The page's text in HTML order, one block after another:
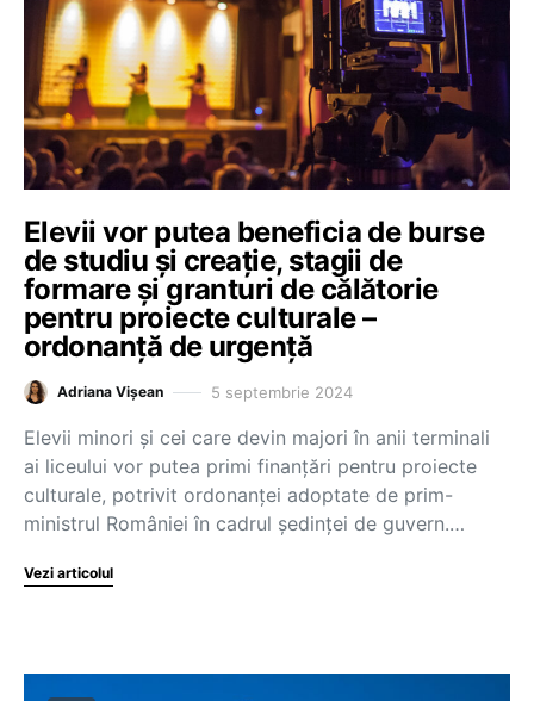
Elevii vor putea beneficia de burse
de studiu și creație, stagii de
formare și granturi de călătorie
pentru proiecte culturale –
ordonanță de urgență
Adriana Vișean 5 septembrie 2024
Elevii minori și cei care devin majori în anii terminali
ai liceului vor putea primi finanțări pentru proiecte
culturale, potrivit ordonanței adoptate de prim-
ministrul României în cadrul ședinței de guvern.…
Vezi articolul